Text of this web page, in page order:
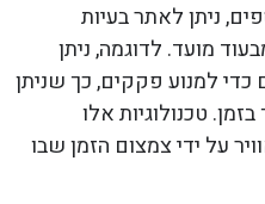
ניתן לאתר בעיות
מועד. לדוגמה, ניתן
כדי למנוע פקקים, כך שניתן
טכנולוגיות אלו
על ידי צמצום הזמן שבו